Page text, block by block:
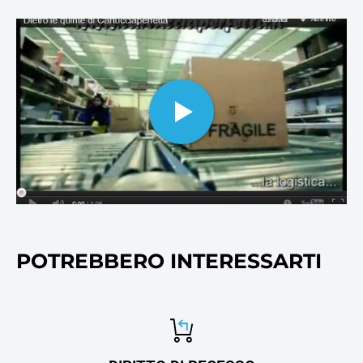
cartucce per stampanti inkjet
ai collettori e molti altri
cosnumabili di stampa, oltre
ovviamente alla carta per
stampanti e fotocopie.
POTREBBERO INTERESSARTI